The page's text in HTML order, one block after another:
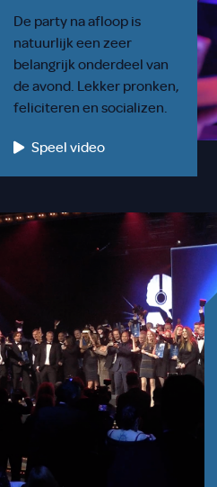
De party na afloop is
natuurlijk een zeer
belangrijk onderdeel van
de avond. Lekker pronken,
feliciteren en socializen.
Speel video